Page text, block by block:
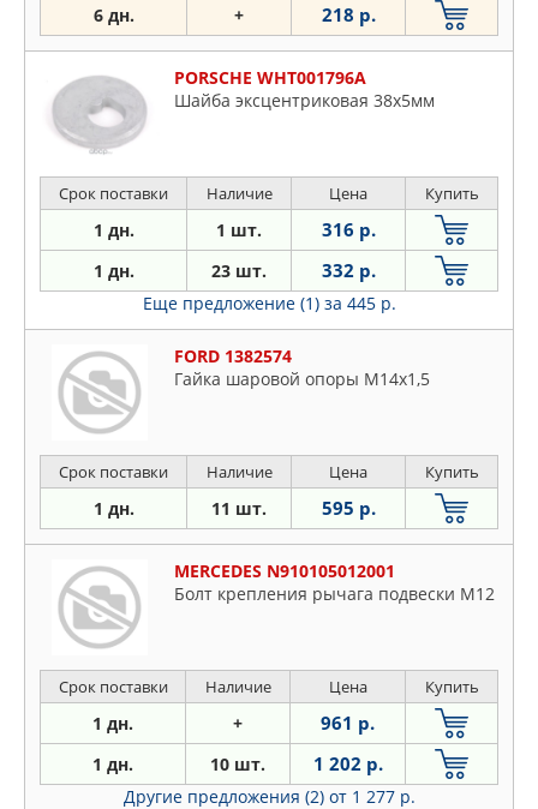
6 дн. + 218 р.
PORSCHE WHT001796A
Шайба эксцентриковая 38x5мм
Срок поставки Наличие Цена Купить
1 дн. 1 шт. 316 р.
1 дн. 23 шт. 332 р.
Еще предложение (1) за 445 р.
FORD 1382574
Гайка шаровой опоры M14x1,5
Срок поставки Наличие Цена Купить
1 дн. 11 шт. 595 р.
MERCEDES N910105012001
Болт крепления рычага подвески M12
Срок поставки Наличие Цена Купить
1 дн. + 961 р.
1 дн. 10 шт. 1 202 р.
Другие предложения (2) от 1 277 р.